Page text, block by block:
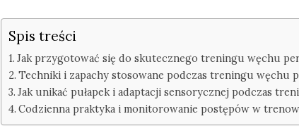
Spis treści
Jak przygotować się do skutecznego treningu węchu
Techniki i zapachy stosowane podczas treningu węchu
Jak unikać pułapek i adaptacji sensorycznej podczas
Codzienna praktyka i monitorowanie postępów w